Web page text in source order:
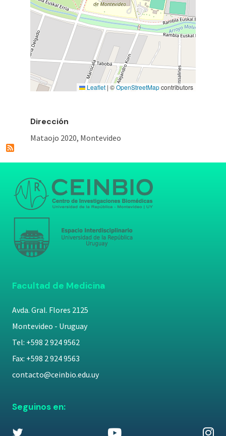
Leaflet | ©OpenStreetMapcontributors
Dirección
Mataojo 2020, Montevideo
Facultad de Medicina
Avda. Gral. Flores 2125
Montevideo - Uruguay
Tel: +598 2 924 9562
Fax: +598 2 924 9563
contacto@ceinbio.edu.uy
Seguinos en: